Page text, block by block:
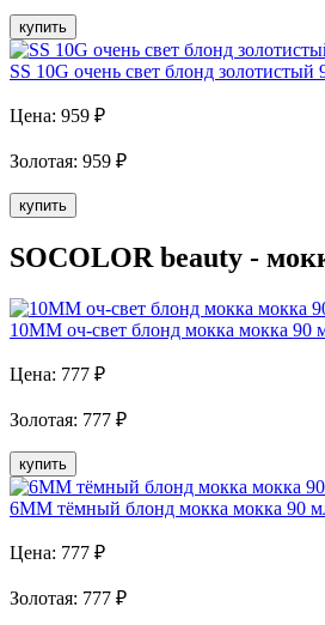
купить
SS 10G очень свет блонд золотистый
Цена: 959 ₽
Золотая: 959 ₽
купить
SOCOLOR beauty -
10ММ оч-свет блонд мокка мокка 90
Цена: 777 ₽
Золотая: 777 ₽
купить
6MM тёмный блонд мокка мокка 90
Цена: 777 ₽
Золотая: 777 ₽